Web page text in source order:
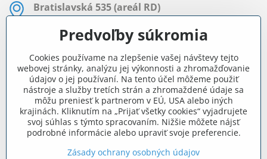
Bratislavská 535 (areál RD)
Most pri Bratislave
Pon - Pia 8:00 - 11:30 a 12:15 - 15:30
Facebook
Navigácia
Všetko o nákupe
Predvoľby súkromia
Cookies používame na zlepšenie vašej návštevy tejto
webovej stránky, analýzu jej výkonnosti a zhromažďovanie
údajov o jej používaní. Na tento účel môžeme použiť
nástroje a služby tretích strán a zhromaždené údaje sa
môžu preniesť k partnerom v EÚ, USA alebo iných
krajinách. Kliknutím na „Prijať všetky cookies“ vyjadrujete
svoj súhlas s týmto spracovaním. Nižšie môžete nájsť
podrobné informácie alebo upraviť svoje preferencie.
Zásady ochrany osobných údajov